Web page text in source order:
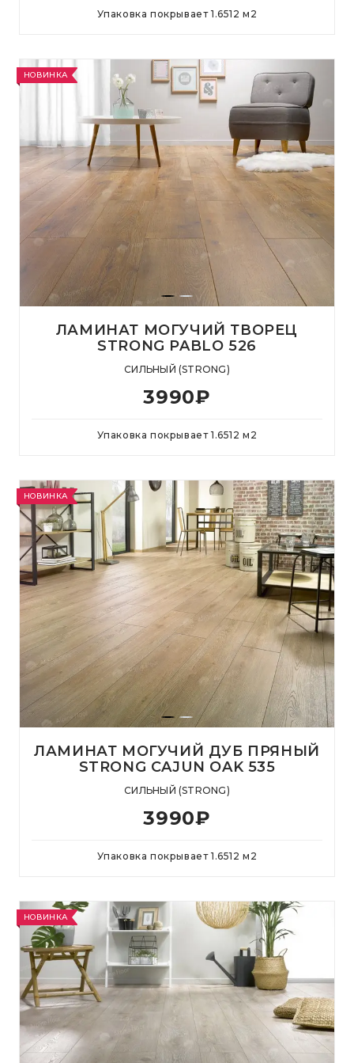
Упаковка покрывает 1.6512 м 2
НОВИНКА
ЛАМИНАТ МОГУЧИЙ ТВОРЕЦ
STRONG PABLO 526
СИЛЬНЫЙ (STRONG)
3990₽
Упаковка покрывает 1.6512 м 2
НОВИНКА
ЛАМИНАТ МОГУЧИЙ ДУБ ПРЯНЫЙ
STRONG CAJUN OAK 535
СИЛЬНЫЙ (STRONG)
3990₽
Упаковка покрывает 1.6512 м 2
НОВИНКА